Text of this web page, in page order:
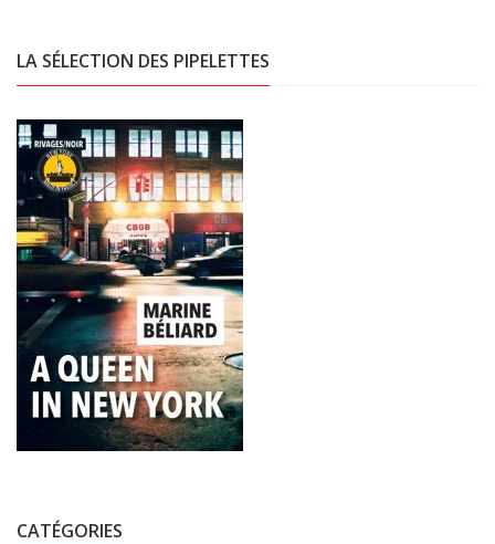
LA SÉLECTION DES PIPELETTES
CATÉGORIES